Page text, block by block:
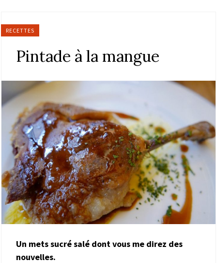
RECETTES
Pintade à la mangue
Un mets sucré salé dont vous me direz des
nouvelles.